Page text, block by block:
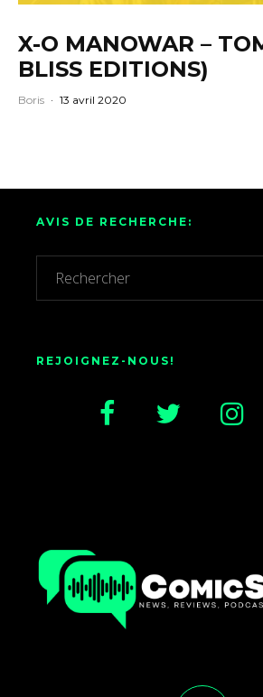
X-O MANOWAR –
BLISS EDITIONS)
Boris · 13 avril 2020
AVIS DE RECHERCHE:
REJOIGNEZ-NOUS!